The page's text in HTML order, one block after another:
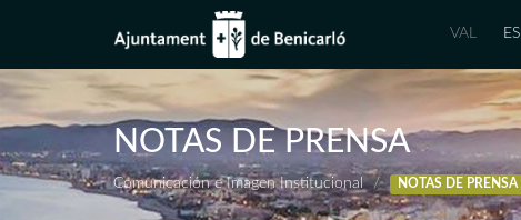
VAL ES
NOTAS DE PRENSA
Comunicación e Imagen Institucional NOTAS DE PRENSA